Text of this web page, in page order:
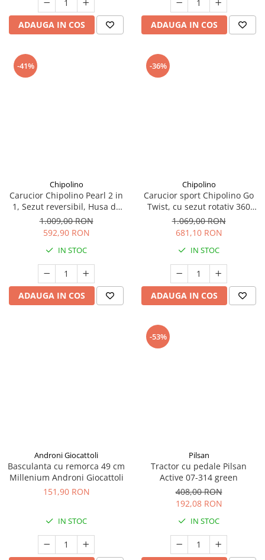
ADAUGA IN COS ADAUGA IN COS
-41%
Chipolino
Carucior Chipolino Pearl 2 in
1, Sezut reversibil, Husa de
picioare, Gentuta parinti,
Pana la 22 kg, Noir
1.009,00 RON
592,90 RON
IN STOC
ADAUGA IN COS
-36%
Chipolino
Carucior sport Chipolino Go
Twist, cu sezut rotativ 360
grade, pliere cu o singura
mana, pana la 22 kg, Latte
1.069,00 RON
681,10 RON
IN STOC
ADAUGA IN COS
Androni Giocattoli
Basculanta cu remorca 49 cm
Millenium Androni Giocattoli
151,90 RON
IN STOC
-53%
Pilsan
Tractor cu pedale Pilsan
Active 07-314 green
408,00 RON
192,08 RON
IN STOC